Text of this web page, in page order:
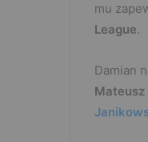
mu
League.
Damian
Mateusz